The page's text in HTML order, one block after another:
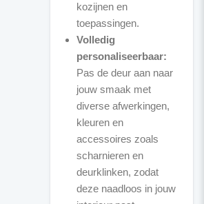
kozijnen en
toepassingen.
Volledig
personaliseerbaar:
Pas de deur aan naar
jouw smaak met
diverse afwerkingen,
kleuren en
accessoires zoals
scharnieren en
deurklinken, zodat
deze naadloos in jouw